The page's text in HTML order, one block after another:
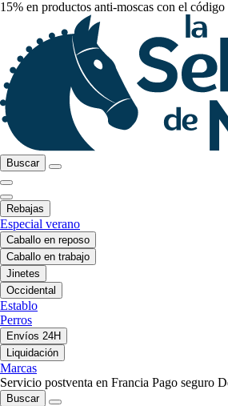
15% en productos anti-moscas con el código
Buscar
Rebajas
Especial verano
Caballo en reposo
Caballo en trabajo
Jinetes
Occidental
Establo
Perros
Envíos 24H
Liquidación
Marcas
Servicio postventa en Francia Pago seguro
Buscar